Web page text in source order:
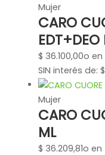
Mujer
CARO
EDT+DEO
$ 36.100,00o en
SIN interés de:
Mujer
CARO
ML
$ 36.209,81o en